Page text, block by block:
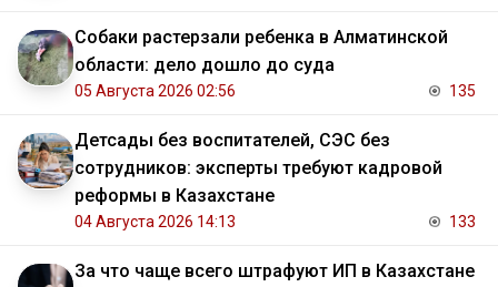
Собаки растерзали ребенка в Алматинской
области: дело дошло до суда
05 Августа 2026 02:56 135
Детсады без воспитателей, СЭС без
сотрудников: эксперты требуют кадровой
реформы в Казахстане
04 Августа 2026 14:13 133
За что чаще всего штрафуют ИП в Казахстане